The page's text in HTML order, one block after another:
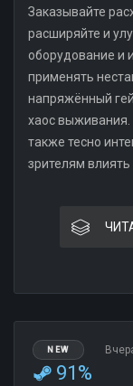
Заказывайте
расширяйте и
оборудование и
применять
напряжённый
хаос выживания.
также тесно
зрителям
NEW
91%